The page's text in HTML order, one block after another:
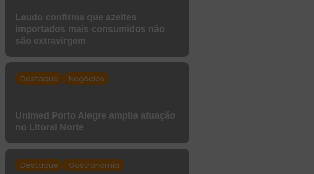
Laudo confirma que azeites
importados mais consumidos não
são extravirgem
Destaque Negócios
Unimed Porto Alegre amplia atuação
no Litoral Norte
Destaque Gastronomia